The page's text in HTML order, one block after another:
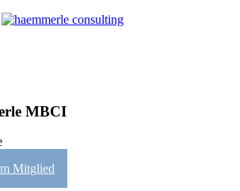
MBCI
Mitglied